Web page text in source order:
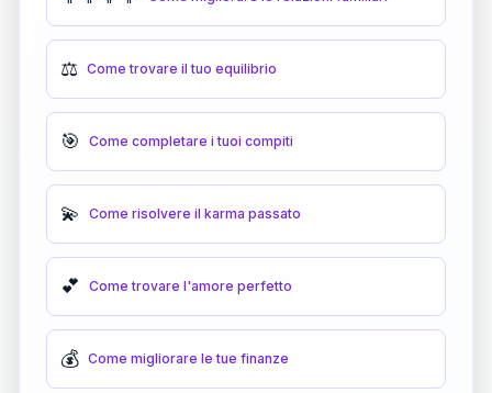
⚖️ Come trovare il tuo equilibrio
🎯 Come completare i tuoi compiti
💫 Come risolvere il karma passato
💕 Come trovare l'amore perfetto
💰 Come migliorare le tue finanze